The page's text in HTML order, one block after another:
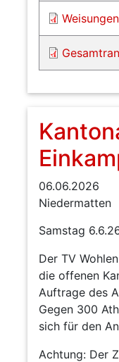
06.06.2026
Niedermatten
Samstag
Der TV
die offenen
Auftrage des
Gegen 300
sich für den
Achtung: Der